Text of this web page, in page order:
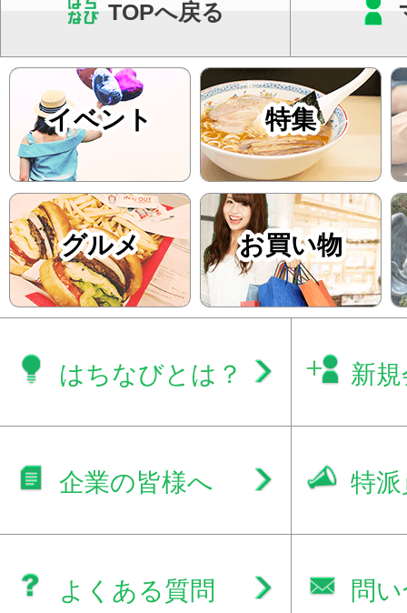
TOPへ戻る
イベント 特集
グルメ お買い物
はちなびとは？ 新
企業の皆様へ 特
よくある質問 問